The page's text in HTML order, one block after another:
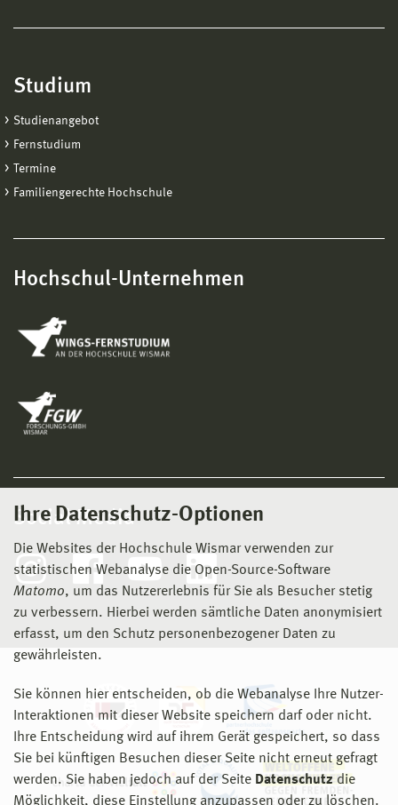
Ihre Datenschutz-Optionen
Die Websites der Hochschule Wismar verwenden zur
statistischen Webanalyse die Open-Source-Software
Matomo, um das Nutzererlebnis für Sie als Besucher stetig
zu verbessern. Hierbei werden sämtliche Daten anonymisiert
erfasst, um den Schutz personenbezogener Daten zu
gewährleisten.
Sie können hier entscheiden, ob die Webanalyse Ihre Nutzer-
Interaktionen mit dieser Website speichern darf oder nicht.
Ihre Entscheidung wird auf ihrem Gerät gespeichert, so dass
Sie bei künftigen Besuchen dieser Seite nicht erneut gefragt
werden. Sie haben jedoch auf der Seite Datenschutz die
Möglichkeit, diese Einstellung anzupassen oder zu löschen.
Studium
Studienangebot
Fernstudium
Termine
Familiengerechte Hochschule
Hochschul-Unternehmen
Social Media